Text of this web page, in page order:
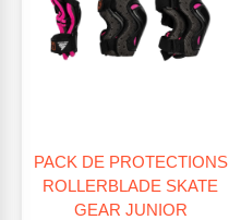
PACK DE PROTECTIONS
ROLLERBLADE SKATE
GEAR JUNIOR